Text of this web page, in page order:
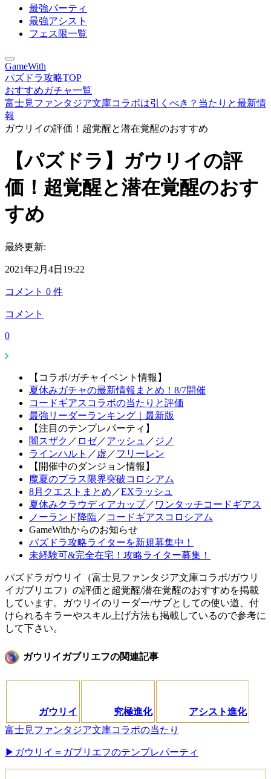
最強パーティ
最強アシスト
フェス限一覧
GameWith
パズドラ攻略TOP
おすすめガチャ一覧
富士見ファンタジア文庫コラボは引くべき？当たりと最新情
報
ガウリイの評価！超覚醒と潜在覚醒のおすすめ
【パズドラ】ガウリイの評
価！超覚醒と潜在覚醒のおす
すめ
最終更新:
2021年2月4日19:22
コメント 0 件
コメント
0
【コラボ/ガチャイベント情報】
夏休みガチャの最新情報まとめ！8/7開催
コードギアスコラボの当たりと評価
最強リーダーランキング｜最新版
【注目のテンプレパーティ】
闇スザク ／ ロゼ／アッシュ ／ ジノ
ラインハルト ／ 虚 ／フリーレン
【開催中のダンジョン情報】
魔夏のプラス限界突破コロシアム
8月クエストまとめ ／EXラッシュ
夏休みクラウディアカップ／ ワンタッチコードギアス
ノーランド降臨／ コードギアスコロシアム
GameWithからのお知らせ
パズドラ攻略ライターを新規募集中！
未経験可&完全在宅！攻略ライター募集！
パズドラガウリイ（富士見ファンタジア文庫コラボ/ガウリ
イガブリエフ）の評価と超覚醒/潜在覚醒のおすすめを掲載
しています。ガウリイのリーダー/サブとしての使い道、付
けられるキラーやスキル上げ方法も掲載しているので参考に
して下さい。
ガウリイガブリエフの関連記事
ガウリイ 究極進化
アシスト進化
富士見ファンタジア文庫コラボの当たり
▶ガウリイ＝ガブリエフのテンプレパーティ